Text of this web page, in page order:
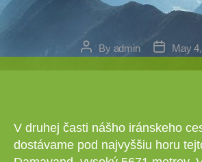
PostBy admin
PostMay
V druhej časti nášho iránskeho
dostávame pod najvyššiu horu